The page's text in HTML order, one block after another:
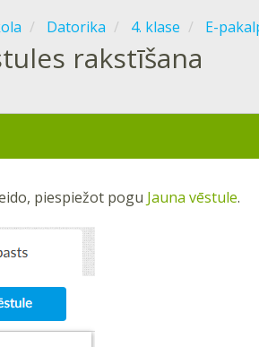
Datorika 4. klase E-
rakstīšana
piespiežot pogu Jauna vēstule.